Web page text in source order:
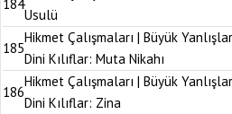
184
Usulü
185
Hikmet Çalışmaları | Büyük
Dini Kılıflar: Muta Nikahı
186
Hikmet Çalışmaları | Büyük
Dini Kılıflar: Zina